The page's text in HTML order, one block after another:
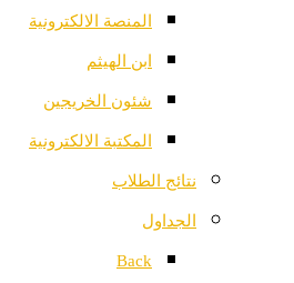
المنصة الالكترونية
ابن الهيثم
شئون الخريجين
المكتبة الالكترونية
نتائج الطلاب
الجداول
Back